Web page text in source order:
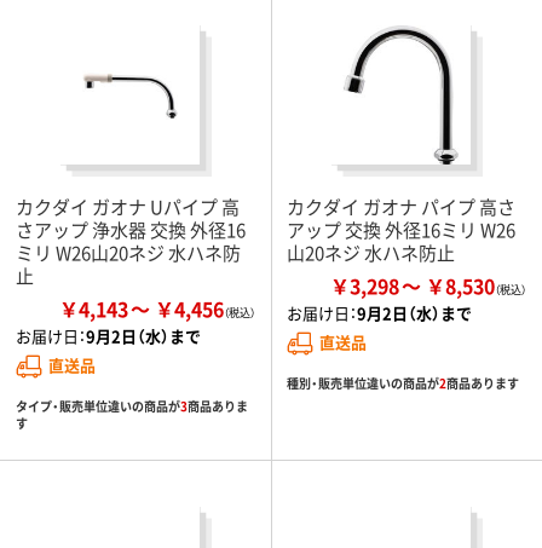
カクダイ ガオナ Uパイプ 高
さアップ 浄水器 交換 外径16
ミリ W26山20ネジ 水ハネ防
止
￥4,143 ￥4,456
お届け日：9月2日（水）まで
直送品
タイプ・販売単位違いの商品が3商品ありま
す
カクダイ ガオナ パイプ 高さ
アップ 交換 外径16ミリ W26
山20ネジ 水ハネ防止
￥3,298 ￥8,530
お届け日：9月2日（水）まで
直送品
種別・販売単位違いの商品が2商品あります